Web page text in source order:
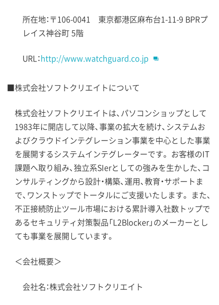
所在地：〒106-0041 東京都港区麻布台1-11-9 BPRプ
レイス神谷町 5階
URL：http://www.watchguard.co.jp
■株式会社ソフトクリエイトについて
株式会社ソフトクリエイトは、パソコンショップとして
1983年に開店して以降、事業の拡大を続け、システムお
よびクラウドインテグレーション事業を中心とした事業
を展開するシステムインテグレーターです。 お客様のIT
課題へ取り組み、独立系SIerとしての強みを生かした、コ
ンサルティングから設計・構築、運用、教育・サポートま
で、ワンストップでトータルにご支援いたします。 また、
不正接続防止ツール市場における累計導入社数トップで
あるセキュリティ対策製品「L2Blocker」のメーカーとし
ても事業を展開しています。
＜会社概要＞
会社名：株式会社ソフトクリエイト